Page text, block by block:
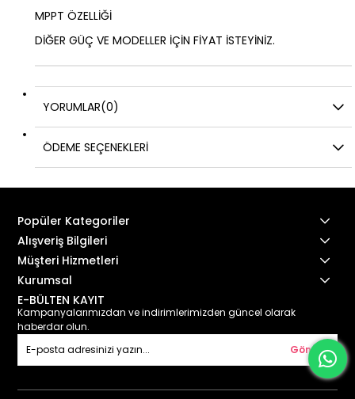
MPPT ÖZELLİĞİ
DİĞER GÜÇ VE MODELLER İÇİN FİYAT İSTEYİNİZ.
YORUMLAR(0)
ÖDEME SEÇENEKLERI
Popüler Kategoriler
Alışveriş Bilgileri
Müşteri Hizmetleri
Kurumsal
E-BÜLTEN KAYIT
Kampanyalarımızdan ve indirimlerimizden güncel olarak
haberdar olun.
Gönder